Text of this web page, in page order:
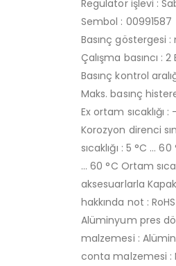
Regülatör işlevi :
Sembol : 00991587
Basınç göstergesi
Çalışma basıncı : 2
Basınç kontrol
Maks. basınç
Ex ortam sıcaklığı
Korozyon direnci
sıcaklığı : 5 °C ...
... 60 °C Ortam
aksesuarlarla
hakkında not :
Alüminyum pres
malzemesi :
conta malzemesi :